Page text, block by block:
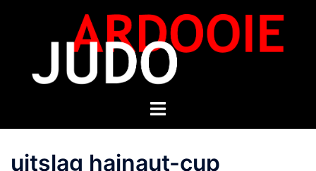
uitslag hainaut-cup